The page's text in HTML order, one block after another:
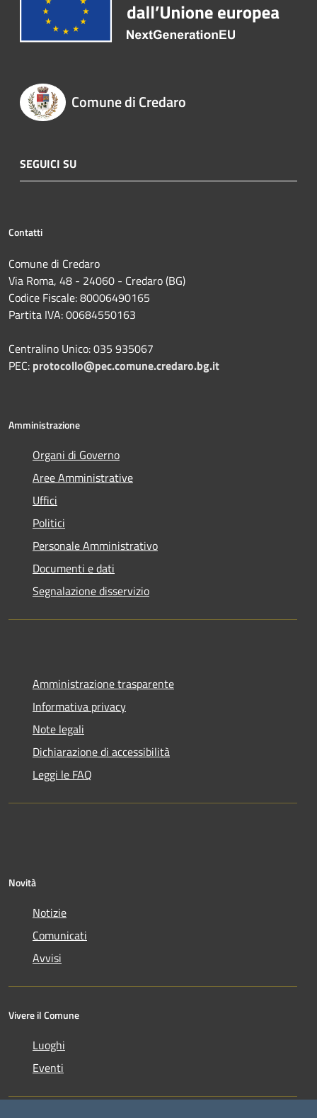
Comune di Credaro
SEGUICI SU
Contatti
Comune di Credaro
Via Roma, 48 - 24060 - Credaro (BG)
Codice Fiscale: 80006490165
Partita IVA: 00684550163
Centralino Unico: 035 935067
PEC: protocollo@pec.comune.credaro.bg.it
Amministrazione
Organi di Governo
Aree Amministrative
Uffici
Politici
Personale Amministrativo
Documenti e dati
Segnalazione disservizio
Amministrazione trasparente
Informativa privacy
Note legali
Dichiarazione di accessibilità
Leggi le FAQ
Novità
Notizie
Comunicati
Avvisi
Vivere il Comune
Luoghi
Eventi